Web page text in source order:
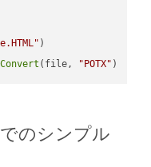
)
Convert (file, "POTX"
でのシンプル